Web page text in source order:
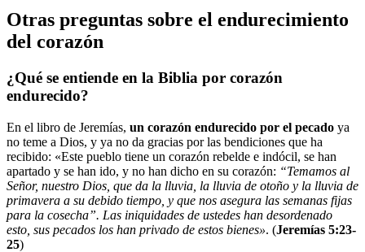
Otras preguntas sobre el endurecimiento
del corazón
¿Qué se entiende en la Biblia por corazón
endurecido?
En el libro de Jeremías, un corazón endurecido por el pecado ya
no teme a Dios, y ya no da gracias por las bendiciones que ha
recibido: «Este pueblo tiene un corazón rebelde e indócil, se han
apartado y se han ido, y no han dicho en su corazón: “Temamos al
Señor, nuestro Dios, que da la lluvia, la lluvia de otoño y la lluvia de
primavera a su debido tiempo, y que nos asegura las semanas fijas
para la cosecha”. Las iniquidades de ustedes han desordenado
esto, sus pecados los han privado de estos bienes». (Jeremías 5:23-
25)